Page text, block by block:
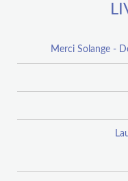
Merci Solange -